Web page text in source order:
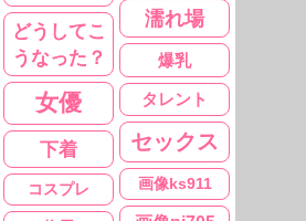
濡れ場
どうしてこ
うなった？
爆乳
女優 タレント
セックス
下着
画像ks911
コスプレ